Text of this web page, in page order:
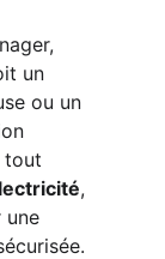
un
ou un
tout
,
une